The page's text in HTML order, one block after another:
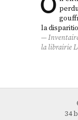
la
la librairie
34